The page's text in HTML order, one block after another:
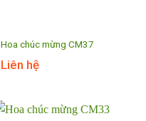
Hoa chúc mừng CM37
Liên hệ